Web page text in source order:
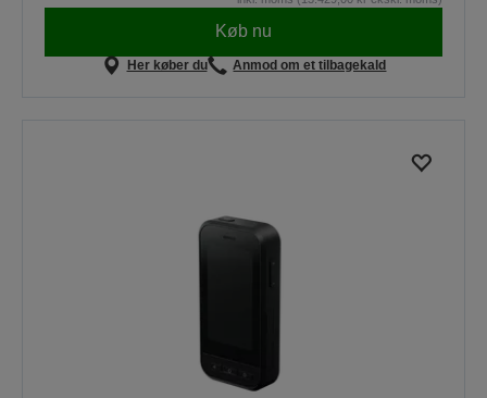
Køb nu
Her køber du Anmod om et tilbagekald